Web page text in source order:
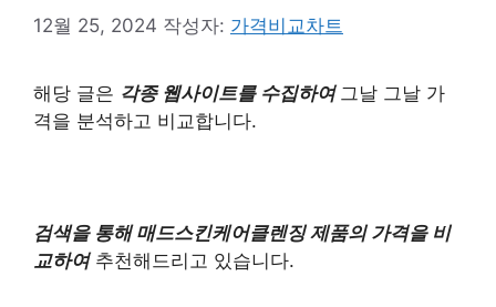
12월 25, 2024 작성자: 가격비교차트
해당 글은 각종 웹사이트를 수집하여 그날 그날 가
격을 분석하고 비교합니다.
검색을 통해 매드스킨케어클렌징 제품의 가격을 비
교하여추천해드리고 있습니다.